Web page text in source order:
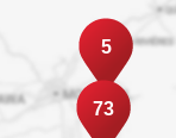
5
73